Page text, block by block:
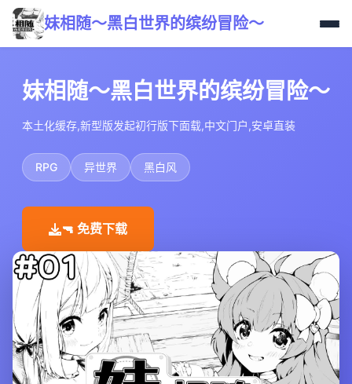
妹相随～黑白世界的缤纷冒险～
妹相随～黑白世界的缤纷冒险～
本土化缓存,新型版发起初行版下面载,中文门户,安卓直装
RPG 异世界 黑白风
🔫 免费下载